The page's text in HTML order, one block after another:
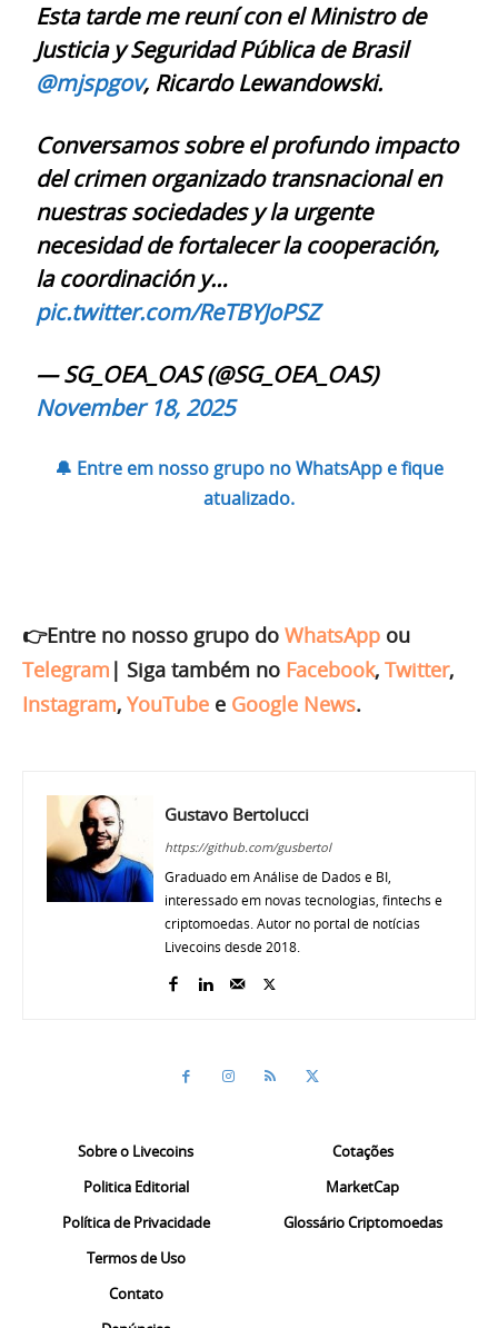
Esta tarde me reuní con el Ministro de
Justicia y Seguridad Pública de Brasil
@mjspgov, Ricardo Lewandowski.
Conversamos sobre el profundo impacto
del crimen organizado transnacional en
nuestras sociedades y la urgente
necesidad de fortalecer la cooperación,
la coordinación y…
pic.twitter.com/ReTBYJoPSZ
— SG_OEA_OAS (@SG_OEA_OAS)
November 18, 2025
🔔 Entre em nosso grupo no WhatsApp e fique
atualizado.
👉Entre no nosso grupo do WhatsApp ou
Telegram | Siga também no Facebook, Twitter,
Instagram, YouTube e Google News.
Gustavo Bertolucci
https://github.com/gusbertol
Graduado em Análise de Dados e BI,
interessado em novas tecnologias, fintechs e
criptomoedas. Autor no portal de notícias
Livecoins desde 2018.
Sobre o Livecoins
Politica Editorial
Política de Privacidade
Termos de Uso
Contato
Cotações
MarketCap
Glossário Criptomoedas